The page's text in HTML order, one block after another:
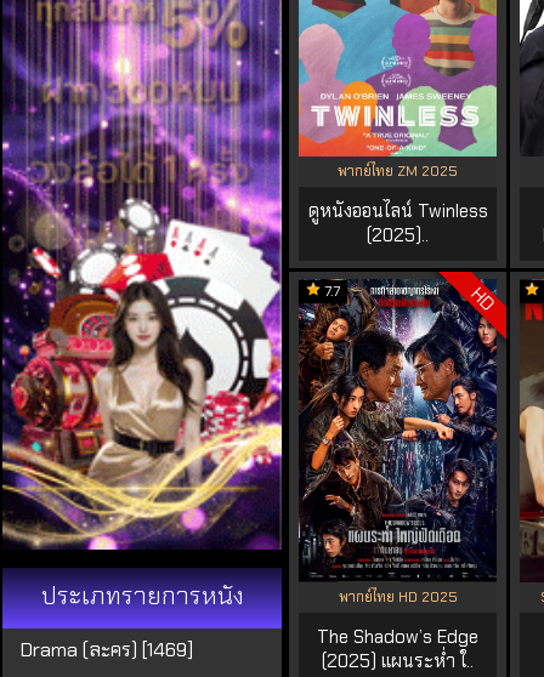
ประเภทรายการหนัง
Drama (ละคร) [1469]
พากย์ไทย ZM 2025
ดูหนังออนไลน์ Twinless
(2025)..
HD
7.7
พากย์ไทย HD 2025
The Shadow’s Edge
(2025) แผนระห่ำ ใ..